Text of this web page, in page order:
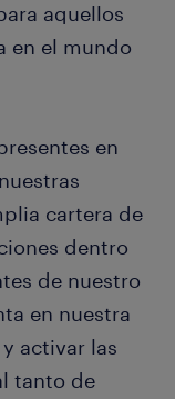
aquellos
en el mundo
en
cartera de
dentro
de nuestro
en nuestra
y activar las
tanto de